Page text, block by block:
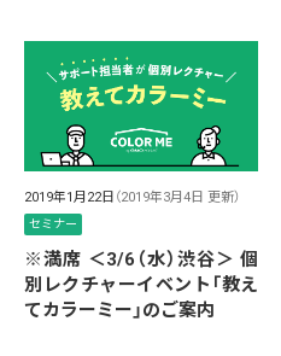
2019年1月22日 （2019年3月4日 更新）
セミナー
※満席 ＜3/6（水）渋谷＞ 個
別レクチャーイベント「教え
てカラーミー」のご案内